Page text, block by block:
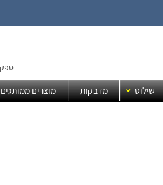
ספק משהבט
שילוט מדבקות מוצרים ממותגים